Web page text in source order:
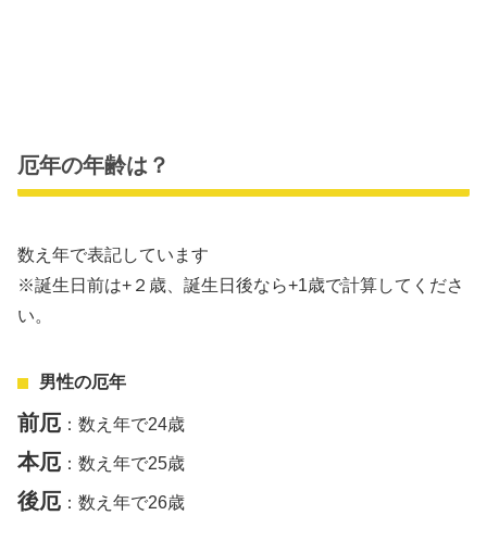
厄年の年齢は？
数え年で表記しています
※誕生日前は+２歳、誕生日後なら+1歳で計算してくださ
い。
男性の厄年
前厄 ：数え年で24歳
本厄 ：数え年で25歳
後厄 ：数え年で26歳